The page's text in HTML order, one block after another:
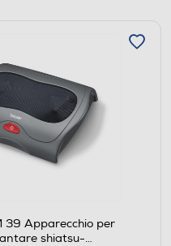
39 Apparecchio per
shiatsu-